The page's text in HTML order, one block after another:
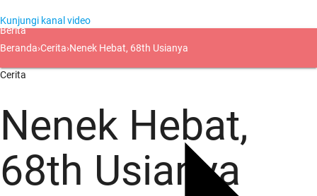
Berita
Kunjungi kanal video
Beranda›Cerita›Nenek Hebat, 68th Usianya
Cerita
Nenek Hebat,
68th Usianya